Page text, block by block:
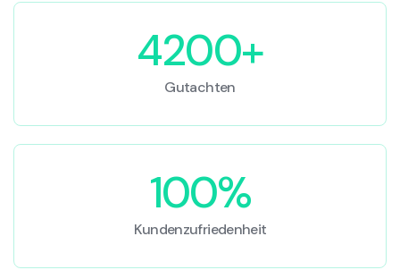
4200+
Gutachten
100%
Kundenzufriedenheit